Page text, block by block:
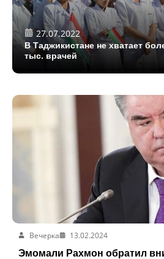
27.07.2022
В Таджикистане не хватает
тыс. врачей
Вечерка
13.02.2024
Эмомали Рахмон обратил